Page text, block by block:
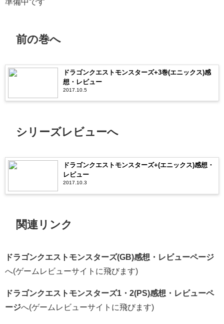
準備中です
前の巻へ
ドラゴンクエストモンスターズ+3巻(エニックス)感
想・レビュー
2017.10.5
シリーズレビューへ
ドラゴンクエストモンスターズ+(エニックス)感想・
レビュー
2017.10.3
関連リンク
ドラゴンクエストモンスターズ(GB)感想・レビューページ
へ(ゲームレビューサイトに飛びます)
ドラゴンクエストモンスターズ1・2(PS)感想・レビューペ
ージへ(ゲームレビューサイトに飛びます)